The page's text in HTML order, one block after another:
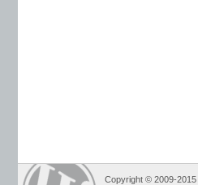
Copyright © 2009-2015